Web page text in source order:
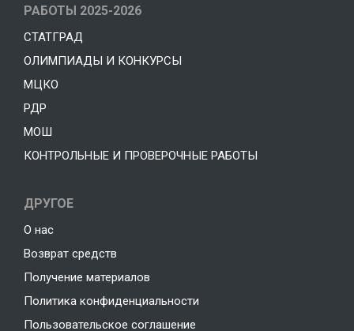
РАБОТЫ 2025-2026
СТАТГРАД
ОЛИМПИАДЫ И КОНКУРСЫ
МЦКО
РДР
МОШ
КОНТРОЛЬНЫЕ И ПРОВЕРОЧНЫЕ РАБОТЫ
ДРУГОЕ
О нас
Возврат средств
Получение материалов
Политика конфиденциальности
Пользовательское соглашение